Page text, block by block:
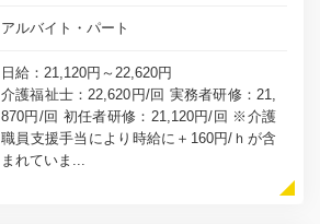
アルバイト・パート
日給：21,120円～22,620円
介護福祉士：22,620円/回 実務者研修：21,
870円/回 初任者研修：21,120円/回 ※介護
職員支援手当により時給に＋160円/ｈが含
まれていま...